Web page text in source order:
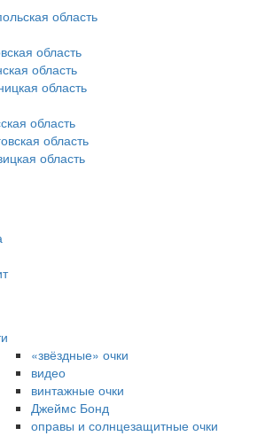
область
область
область
область
область
область
область
«звёздные» очки
видео
винтажные очки
Джеймс Бонд
оправы и солнцезащитные очки